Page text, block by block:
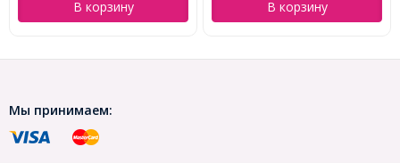
В корзину В корзину
Мы принимаем: